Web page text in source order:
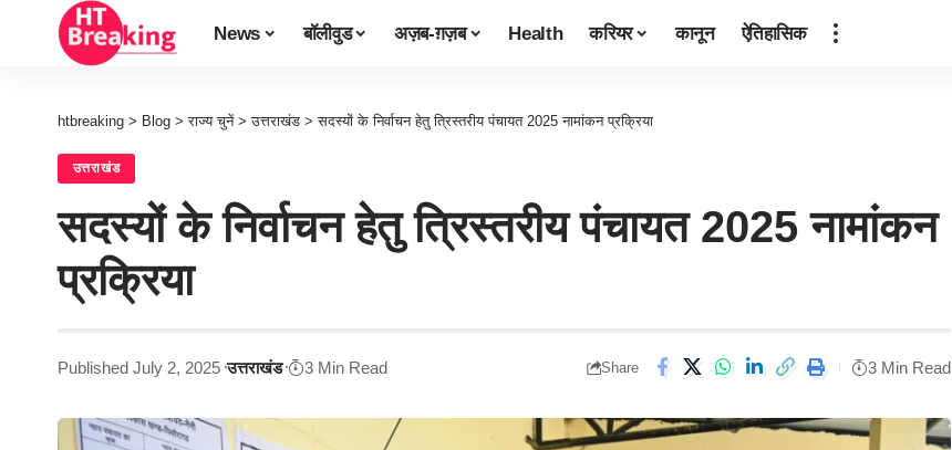
News बॉलीवुड अज़ब-ग़ज़ब Health करियर कानून ऐतिहासिक
htbreaking > Blog >राज्य चुनें >उत्तराखंड >सदस्यों के निर्वाचन हेतु त्रिस्तरीय पंचायत 2025 नामांकन प्रक्रिया
उत्तराखंड
सदस्यों के निर्वाचन हेतु त्रिस्तरीय पंचायत 2025 नामांकन
प्रक्रिया
Published July 2, 2025 उत्तराखंड 3 Min Read Share 3 Min Read